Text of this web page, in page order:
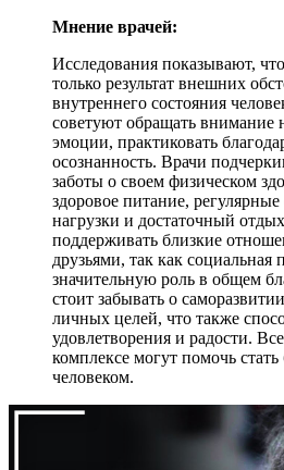
Мнение врачей:
Исследования показывают,
только результат внешних
внутреннего состояния
советуют обращать внимание
эмоции, практиковать
осознанность. Врачи
заботы о своем физическом
здоровое питание,
нагрузки и достаточный
поддерживать близкие
друзьями, так как социальная
значительную роль в общем
стоит забывать о
личных целей, что также
удовлетворения и радости.
комплексе могут помочь
человеком.